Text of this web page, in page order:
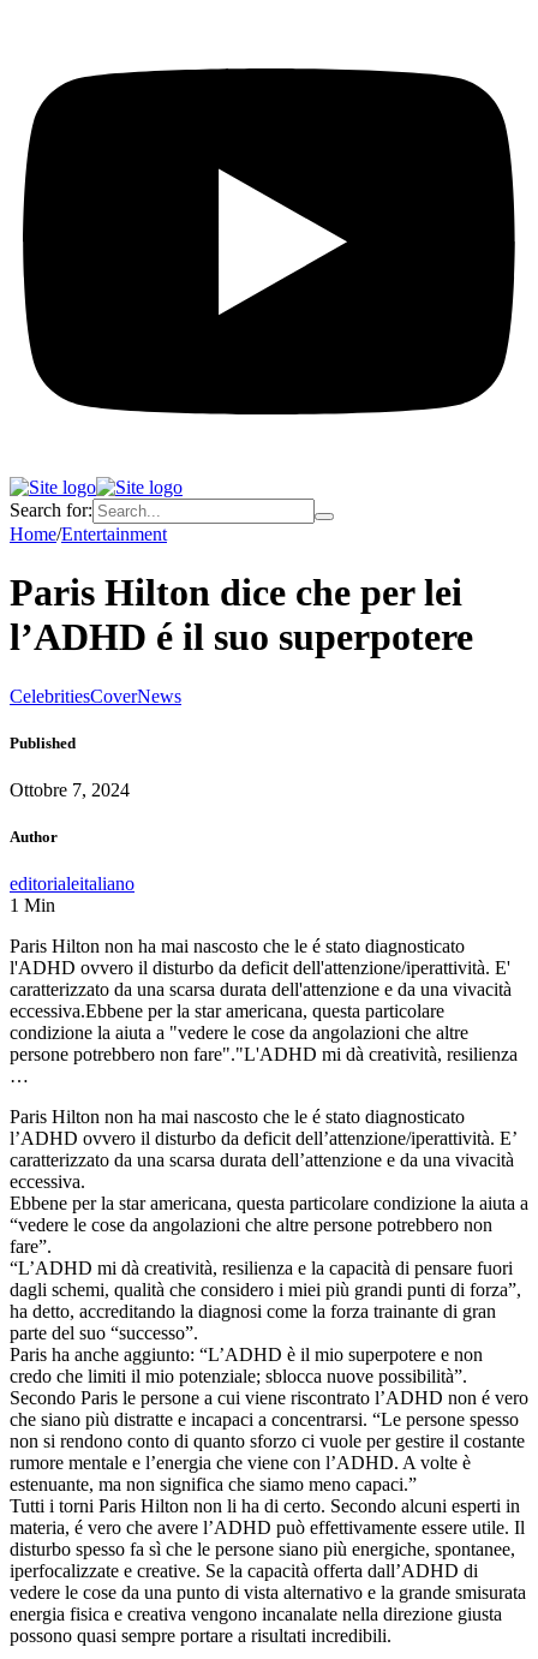
Search for:
Home/Entertainment
Paris Hilton dice che per lei
l’ADHD é il suo superpotere
CelebritiesCoverNews
Published
Ottobre 7, 2024
Author
editorialeitaliano
1 Min
Paris Hilton non ha mai nascosto che le é stato diagnosticato
l'ADHD ovvero il disturbo da deficit dell'attenzione/iperattività. E'
caratterizzato da una scarsa durata dell'attenzione e da una vivacità
eccessiva.Ebbene per la star americana, questa particolare
condizione la aiuta a "vedere le cose da angolazioni che altre
persone potrebbero non fare"."L'ADHD mi dà creatività, resilienza
…
Paris Hilton non ha mai nascosto che le é stato diagnosticato
l’ADHD ovvero il disturbo da deficit dell’attenzione/iperattività. E’
caratterizzato da una scarsa durata dell’attenzione e da una vivacità
eccessiva.
Ebbene per la star americana, questa particolare condizione la aiuta a
“vedere le cose da angolazioni che altre persone potrebbero non
fare”.
“L’ADHD mi dà creatività, resilienza e la capacità di pensare fuori
dagli schemi, qualità che considero i miei più grandi punti di forza”,
ha detto, accreditando la diagnosi come la forza trainante di gran
parte del suo “successo”.
Paris ha anche aggiunto: “L’ADHD è il mio superpotere e non
credo che limiti il mio potenziale; sblocca nuove possibilità”.
Secondo Paris le persone a cui viene riscontrato l’ADHD non é vero
che siano più distratte e incapaci a concentrarsi. “Le persone spesso
non si rendono conto di quanto sforzo ci vuole per gestire il costante
rumore mentale e l’energia che viene con l’ADHD. A volte è
estenuante, ma non significa che siamo meno capaci.”
Tutti i torni Paris Hilton non li ha di certo. Secondo alcuni esperti in
materia, é vero che avere l’ADHD può effettivamente essere utile. Il
disturbo spesso fa sì che le persone siano più energiche, spontanee,
iperfocalizzate e creative. Se la capacità offerta dall’ADHD di
vedere le cose da una punto di vista alternativo e la grande smisurata
energia fisica e creativa vengono incanalate nella direzione giusta
possono quasi sempre portare a risultati incredibili.